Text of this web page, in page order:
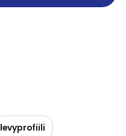
levyprofiili